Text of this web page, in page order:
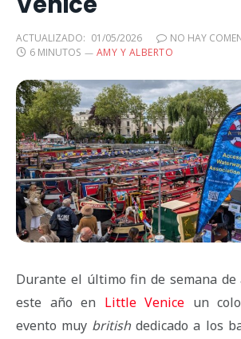
ACTUALIZADO: 01/05/2026
NO HAY
6 MINUTOS
AMY Y ALBERTO
Durante el último fin de semana
este año en Little Venice un
evento muy british dedicado a los